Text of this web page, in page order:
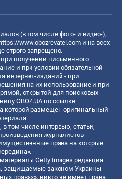
(в том числе фото- и видео-),
https://www.obozrevatel.com и на всех
строго запрещено.
получении письменного
и при условии обязательной
интернет-изданий - при
на их использование и при
открытой для поисковых
OBOZ.UA по ссылке
которой размещен оригинальный
том числе интервью, статьи,
журналистов
права на которые
Getty Images редакция
защищаемые законом Украины
правах», никто не имеет права